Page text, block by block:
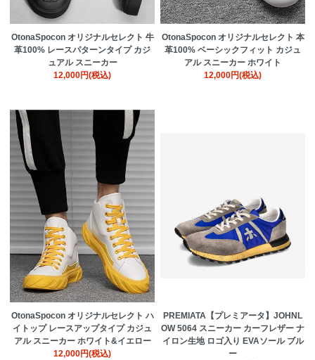
OtonaSpocon オリジナルセレクト 牛
革100% レースパターンタイプ カジ
ュアル スニーカー
12,000円(税込)
OtonaSpocon オリジナルセレクト 本
革100% ベーシックフィット カジュ
アル スニーカー ホワイト
12,000円(税込)
OtonaSpocon オリジナルセレクト ハ
イトップ レースアップタイプ カジュ
アル スニーカー ホワイト&イエロー
12,000円(税込)
PREMIATA【プレミアータ】JOHNL
OW 5064 スニーカー カーフレザー ナ
イロン生地 ロゴ入り EVAソール ブル
ー